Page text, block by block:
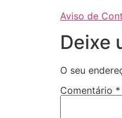
Aviso de
Deixe
O seu
Comentário *